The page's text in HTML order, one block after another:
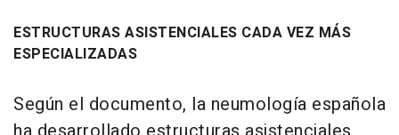
ESTRUCTURAS ASISTENCIALES CADA VEZ MÁS
ESPECIALIZADAS
Según el documento, la neumología española